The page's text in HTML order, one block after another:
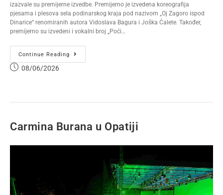
izazvale su premijerne izvedbe. Premijerno je izvedena koreografija
pjesama i plesova sela podinarskog kraja pod nazivom „Oj Zagoro ispod
Dinarice“ renomiranih autora Vidoslava Bagura i Joška Ćalete. Također,
premijerno su izvedeni i vokalni broj „Poći…
Continue Reading
08/06/2026
Carmina Burana u Opatiji